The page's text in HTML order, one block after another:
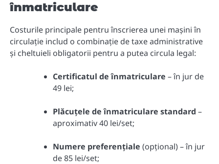
înmatriculare
Costurile principale pentru înscrierea unei mașini în
circulație includ o combinație de taxe administrative
și cheltuieli obligatorii pentru a putea circula legal:
Certificatul de înmatriculare – în jur de
49 lei;
Plăcuțele de înmatriculare standard –
aproximativ 40 lei/set;
Numere preferențiale (opțional) – în jur
de 85 lei/set;